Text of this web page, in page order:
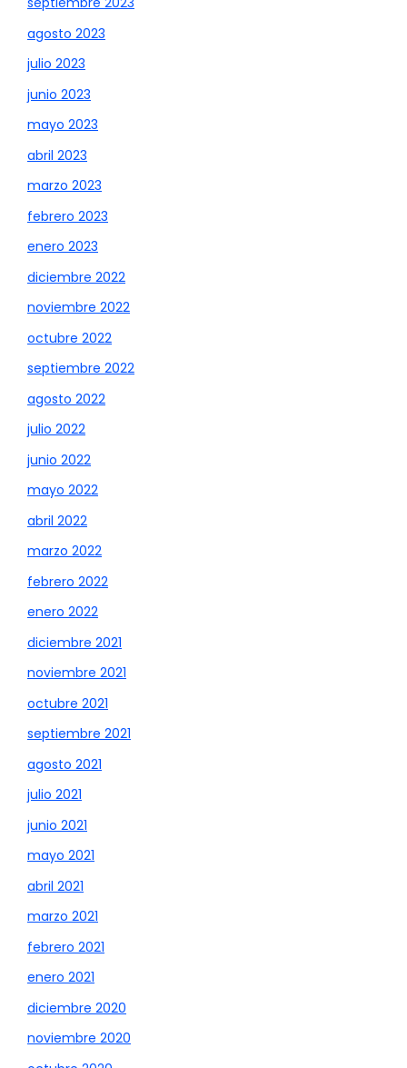
agosto 2023
julio 2023
junio 2023
mayo 2023
abril 2023
marzo 2023
febrero 2023
enero 2023
diciembre 2022
noviembre 2022
octubre 2022
septiembre 2022
agosto 2022
julio 2022
junio 2022
mayo 2022
abril 2022
marzo 2022
febrero 2022
enero 2022
diciembre 2021
noviembre 2021
octubre 2021
septiembre 2021
agosto 2021
julio 2021
junio 2021
mayo 2021
abril 2021
marzo 2021
febrero 2021
enero 2021
diciembre 2020
noviembre 2020